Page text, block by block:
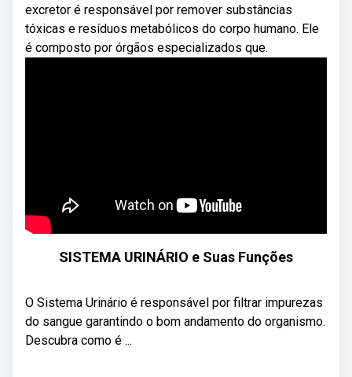
excretor é responsável por remover substâncias
tóxicas e resíduos metabólicos do corpo humano. Ele
é composto por órgãos especializados que.
SISTEMA URINÁRIO e Suas Funções
O Sistema Urinário é responsável por filtrar impurezas
do sangue garantindo o bom andamento do organismo.
Descubra como é ...